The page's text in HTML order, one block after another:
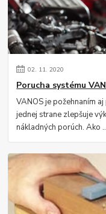
02. 11. 2020
Porucha systému
VANOS je požehnaním
jednej strane zlepšuje
nákladných porúch. Ako